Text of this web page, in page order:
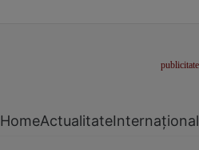
HomeActualitateInternațional